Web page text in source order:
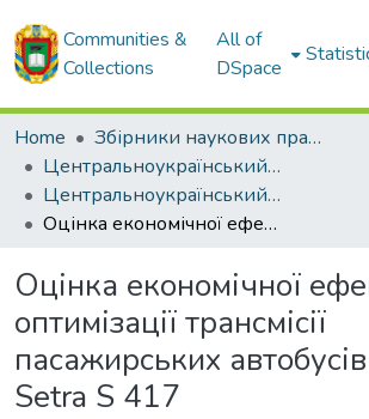
Communities &
Collections
All of
DSpace
Home
Збірники наукових праць ЦНТУ
Центральноукраїнський науковий вісник. Технічні науки.
Центральноукраїнський науковий вісник. Технічні науки. Випуск 9. Частина 2. - 2024
Оцінка економічної ефективності оптимізації трансмісії пасажирських автобусів типу Setra S 417
Оцінка економічної
оптимізації трансмісії
пасажирських
Setra S 417